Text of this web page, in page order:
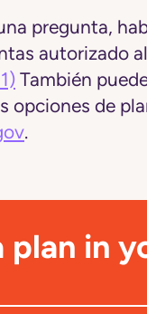
pregunta,
autorizado al
También
opciones de
.
plan in